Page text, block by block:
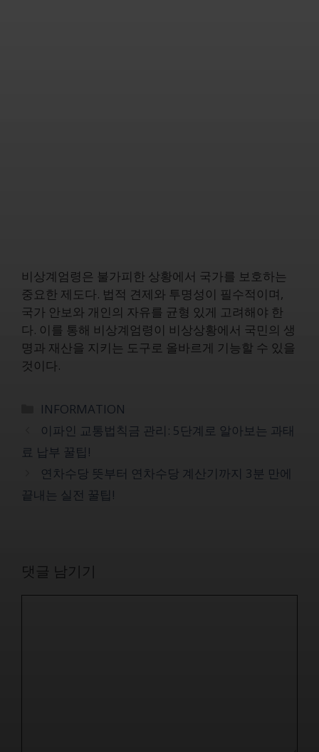
비상계엄령은 불가피한 상황에서 국가를 보호하는
중요한 제도다. 법적 견제와 투명성이 필수적이며,
국가 안보와 개인의 자유를 균형 있게 고려해야 한
다. 이를 통해 비상계엄령이 비상상황에서 국민의 생
명과 재산을 지키는 도구로 올바르게 기능할 수 있을
것이다.
카
테
리
INFORMATION
이파인 교통법칙금 관리: 5단계로 알아보는 과태
료 납부 꿀팁!
연차수당 뜻부터 연차수당 계산기까지 3분 만에
끝내는 실전 꿀팁!
댓글 남기기